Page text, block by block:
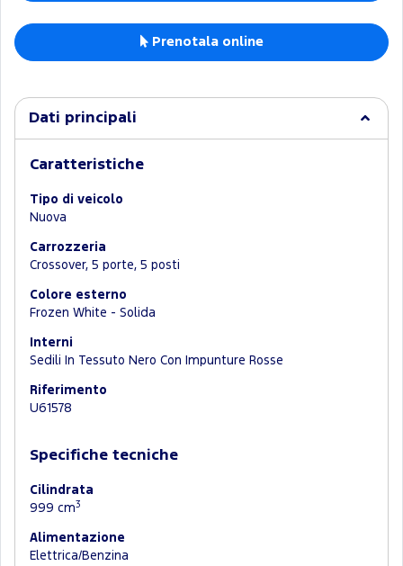
Prenotala online
Dati principali
Caratteristiche
Tipo di veicolo
Nuova
Carrozzeria
Crossover, 5 porte, 5 posti
Colore esterno
Frozen White - Solida
Interni
Sedili In Tessuto Nero Con Impunture Rosse
Riferimento
U61578
Specifiche tecniche
Cilindrata
999 cm3
Alimentazione
Elettrica/Benzina